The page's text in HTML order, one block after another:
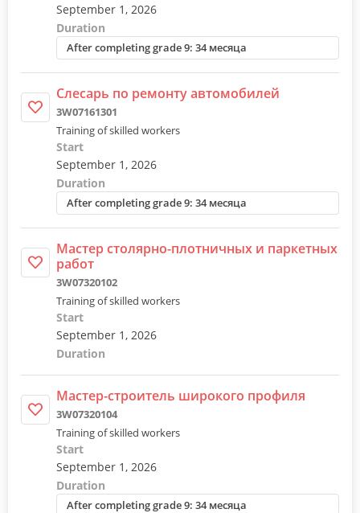
September 1, 2026
Duration
After completing grade 9: 34 месяца
Слесарь по ремонту автомобилей
3W07161301
Training of skilled workers
Start
September 1, 2026
Duration
After completing grade 9: 34 месяца
Мастер столярно-плотничных и паркетных
работ
3W07320102
Training of skilled workers
Start
September 1, 2026
Duration
Мастер-строитель широкого профиля
3W07320104
Training of skilled workers
Start
September 1, 2026
Duration
After completing grade 9: 34 месяца